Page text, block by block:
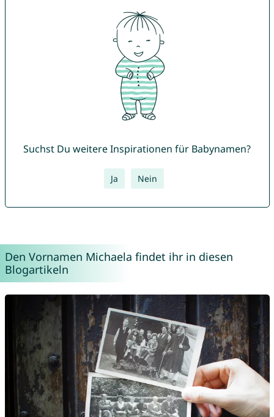
Suchst Du weitere Inspirationen für Babynamen?
Ja Nein
Den Vornamen Michaela findet ihr in diesen
Blogartikeln